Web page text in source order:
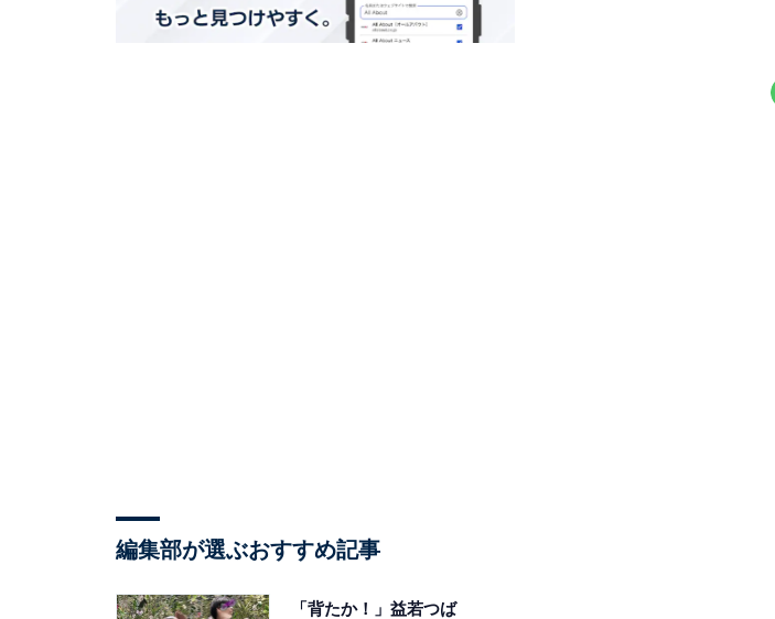
編集部が選ぶおすすめ記事
「背たか！」益若つば